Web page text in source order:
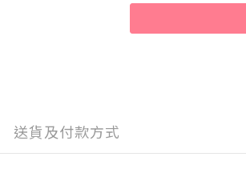
送貨及付款方式